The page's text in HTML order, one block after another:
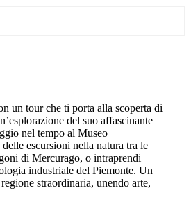
un tour che ti porta alla scoperta di
del suo affascinante
nel tempo al Museo
escursioni nella natura tra le
di Mercurago, o intraprendi
industriale del Piemonte. Un
straordinaria, unendo arte,